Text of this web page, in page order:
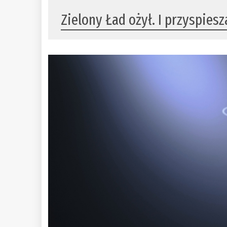
Zielony Ład ożył. I